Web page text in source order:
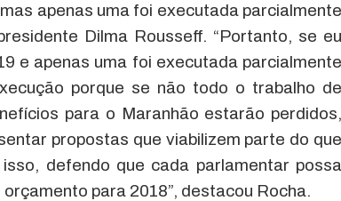
apenas uma foi executada parcialmente
Dilma Rousseff. “Portanto, se eu
e apenas uma foi executada parcialmente
porque se não todo o trabalho de
para o Maranhão estarão perdidos,
propostas que viabilizem parte do que
defendo que cada parlamentar possa
para 2018”, destacou Rocha.